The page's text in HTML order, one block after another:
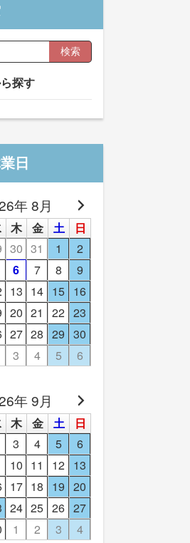
検索
探す
日
年 8月
木 金 土
日
30 31 1
2
6 7 8
9
13 14 15 16
20 21 22 23
27 28 29 30
3 4 5 6
年 9月
木 金 土
日
3 4 5
6
10 11 12 13
17 18 19 20
24 25 26 27
1 2 3 4